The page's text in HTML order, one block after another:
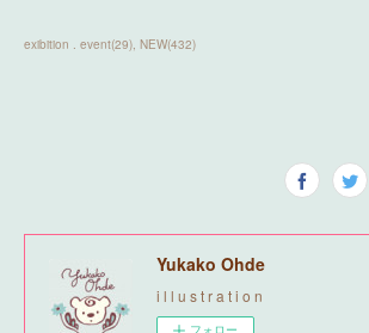
exibition . event(29) NEW(432)
Yukako Ohde
i l l u s t r a t i o n
フォロー